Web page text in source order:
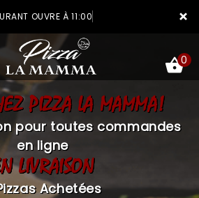
×
OUVRE À 11:00
0
PIZZA LA MAMMA!
pour toutes commandes
en ligne
LIVRAISON
Achetées